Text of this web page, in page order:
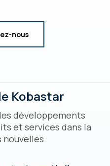
nous
Kobastar
développements
et services dans la